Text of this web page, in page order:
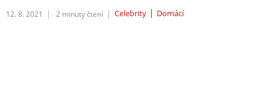
12. 8. 2021 2 minuty čtení Celebrity Domácí